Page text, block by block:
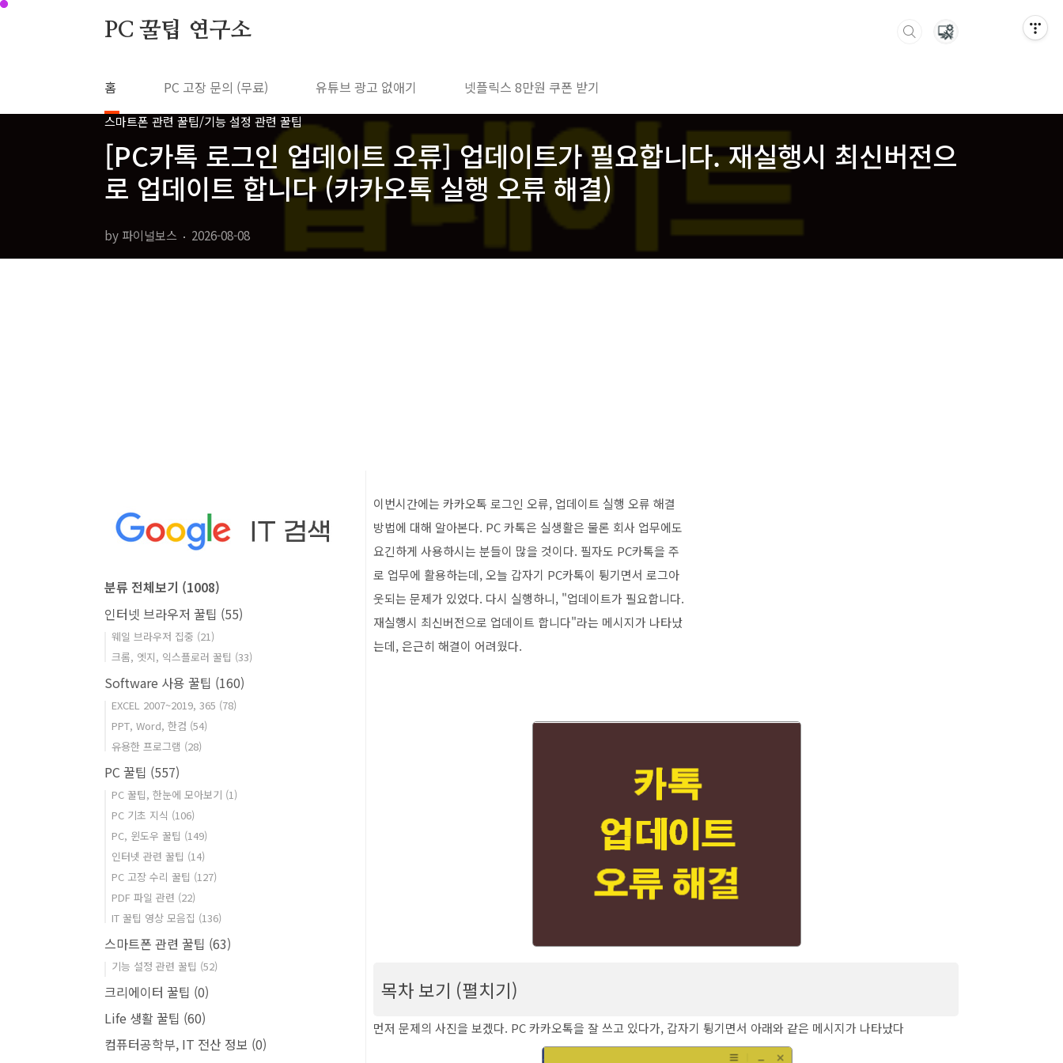
본문 바로가기
PC 꿀팁 연구소
홈 PC 고장 문의 (무료) 유튜브 광고 없애기 넷플릭스 8만원 쿠폰 받기
스마트폰 관련 꿀팁/기능 설정 관련 꿀팁
[PC카톡 로그인 업데이트 오류] 업데이트가 필요합니다. 재실행시 최신버전으
로 업데이트 합니다 (카카오톡 실행 오류 해결)
by 파이널보스 2026-08-08
이번시간에는 카카오톡 로그인 오류, 업데이트 실행 오류 해결
방법에 대해 알아본다. PC 카톡은 실생활은 물론 회사 업무에도
요긴하게 사용하시는 분들이 많을 것이다. 필자도 PC카톡을 주
로 업무에 활용하는데, 오늘 갑자기 PC카톡이 튕기면서 로그아
웃되는 문제가 있었다. 다시 실행하니, "업데이트가 필요합니다.
재실행시 최신버전으로 업데이트 합니다"라는 메시지가 나타났
는데, 은근히 해결이 어려웠다.
목차 보기 (펼치기)
[PC카톡 로그인 업데이트 오류] 업데이트가 필요합니다. 재실행시 최신버전으로 업
데이트 합니다 (카카오톡 실행 오류 해결)
먼저 문제의 사진을 보겠다. PC 카카오톡을 잘 쓰고 있다가, 갑자기 튕기면서 아래와 같은 메시지가 나타났다
분류 전체보기 (1008)
인터넷 브라우저 꿀팁 (55)
웨일 브라우저 집중 (21)
크롬, 엣지, 익스플로러 꿀팁 (33)
Software 사용 꿀팁 (160)
EXCEL 2007~2019, 365 (78)
PPT, Word, 한컴 (54)
유용한 프로그램 (28)
PC 꿀팁 (557)
PC 꿀팁, 한눈에 모아보기 (1)
PC 기초 지식 (106)
PC, 윈도우 꿀팁 (149)
인터넷 관련 꿀팁 (14)
PC 고장 수리 꿀팁 (127)
PDF 파일 관련 (22)
IT 꿀팁 영상 모음집 (136)
스마트폰 관련 꿀팁 (63)
기능 설정 관련 꿀팁 (52)
크리에이터 꿀팁 (0)
Life 생활 꿀팁 (60)
컴퓨터공학부, IT 전산 정보 (0)